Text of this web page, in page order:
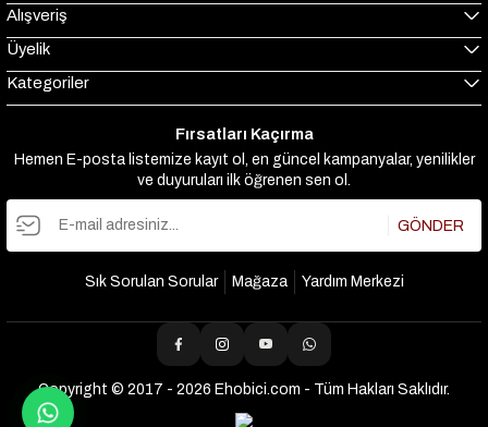
Alışveriş
Üyelik
Kategoriler
Fırsatları Kaçırma
Hemen E-posta listemize kayıt ol, en güncel kampanyalar, yenilikler
ve duyuruları ilk öğrenen sen ol.
GÖNDER
Sık Sorulan Sorular Mağaza Yardım Merkezi
Copyright © 2017 - 2026 Ehobici.com - Tüm Hakları Saklıdır.